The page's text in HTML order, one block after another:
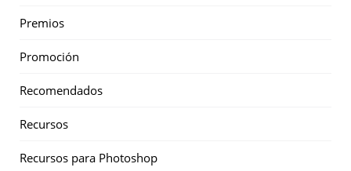
Premios
Promoción
Recomendados
Recursos
Recursos para Photoshop